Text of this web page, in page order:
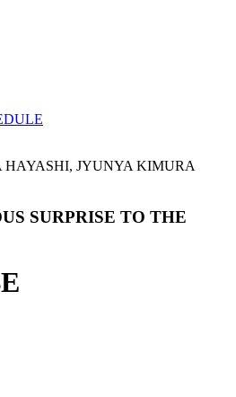
JYUNYA KIMURA
SURPRISE TO THE